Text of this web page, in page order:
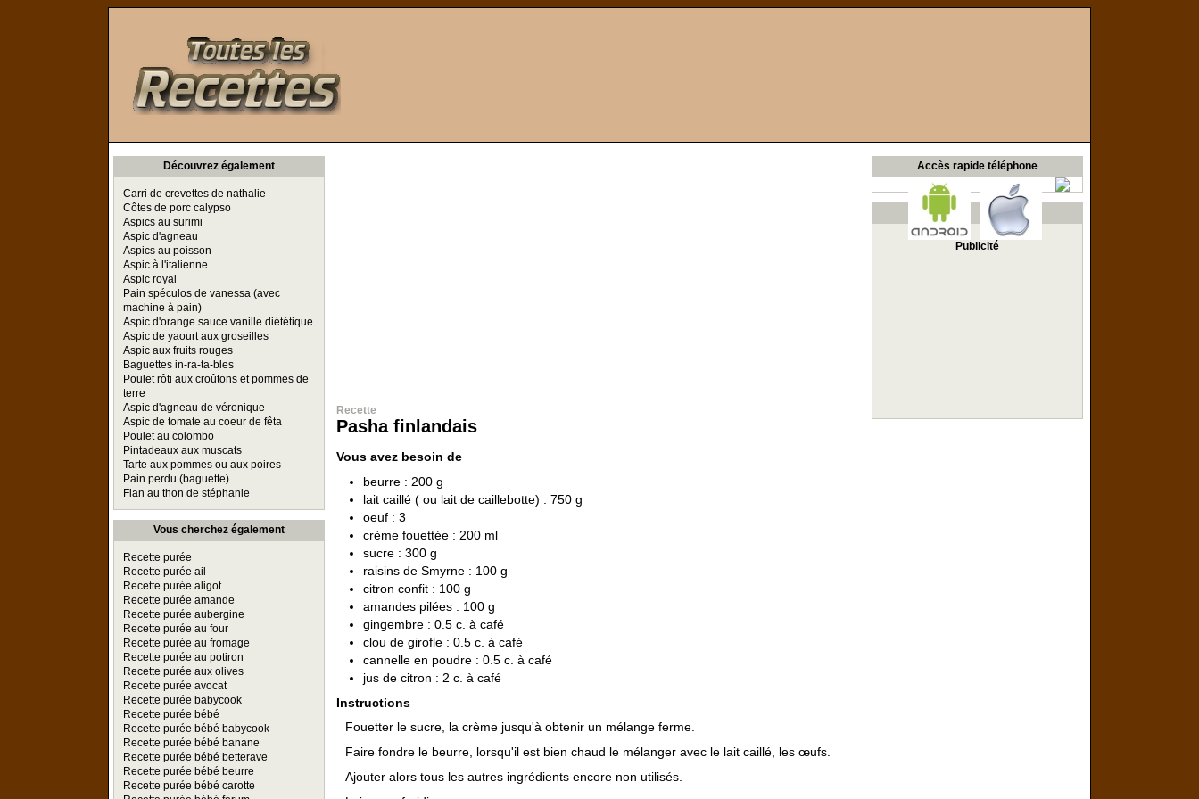
Découvrez également
Carri de crevettes de nathalie
Côtes de porc calypso
Aspics au surimi
Aspic d'agneau
Aspics au poisson
Aspic à l'italienne
Aspic royal
Pain spéculos de vanessa (avec
machine à pain)
Aspic d'orange sauce vanille diététique
Aspic de yaourt aux groseilles
Aspic aux fruits rouges
Baguettes in-ra-ta-bles
Poulet rôti aux croûtons et pommes de
terre
Aspic d'agneau de véronique
Aspic de tomate au coeur de fêta
Poulet au colombo
Pintadeaux aux muscats
Tarte aux pommes ou aux poires
Pain perdu (baguette)
Flan au thon de stéphanie
Vous cherchez également
Recette purée
Recette purée ail
Recette purée aligot
Recette purée amande
Recette purée aubergine
Recette purée au four
Recette purée au fromage
Recette purée au potiron
Recette purée aux olives
Recette purée avocat
Recette purée babycook
Recette purée bébé
Recette purée bébé babycook
Recette purée bébé banane
Recette purée bébé betterave
Recette purée bébé beurre
Recette purée bébé carotte
Recette
Pasha finlandais
Vous avez besoin de
beurre : 200 g
lait caillé ( ou lait de caillebotte) : 750 g
oeuf : 3
crème fouettée : 200 ml
sucre : 300 g
raisins de Smyrne : 100 g
citron confit : 100 g
amandes pilées : 100 g
gingembre : 0.5 c. à café
clou de girofle : 0.5 c. à café
cannelle en poudre : 0.5 c. à café
jus de citron : 2 c. à café
Instructions
Fouetter le sucre, la crème jusqu'à obtenir un mélange ferme.
Faire fondre le beurre, lorsqu'il est bien chaud le mélanger avec le lait caillé, les œufs.
Ajouter alors tous les autres ingrédients encore non utilisés.
Accès rapide téléphone
Publicité